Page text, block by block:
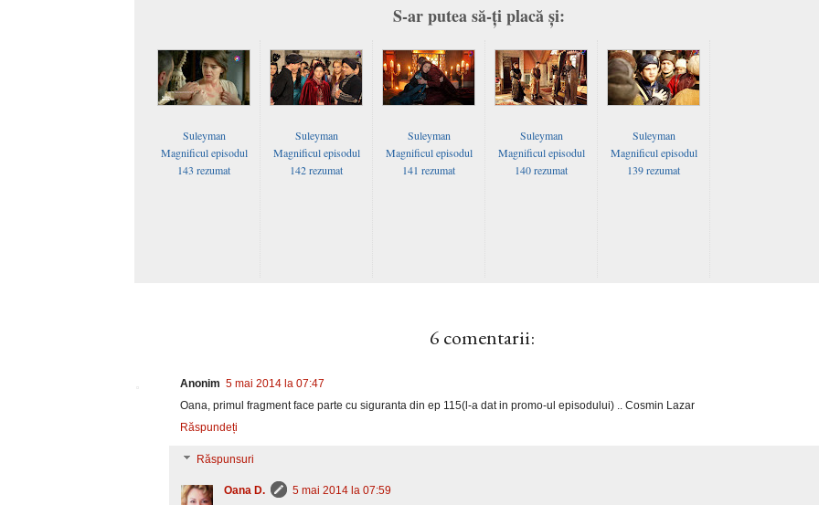
S-ar putea să-ți placă și:
Suleyman
Magnificul episodul
143 rezumat
Suleyman
Magnificul episodul
142 rezumat
Suleyman
Magnificul episodul
141 rezumat
Suleyman
Magnificul episodul
140 rezumat
Suleyman
Magnificul episodul
139 rezumat
6 comentarii:
Anonim 5 mai 2014 la 07:47
Oana, primul fragment face parte cu siguranta din ep 115(l-a dat in promo-ul episodului) .. Cosmin Lazar
Răspundeți
Răspunsuri
Oana D.
5 mai 2014 la 07:59